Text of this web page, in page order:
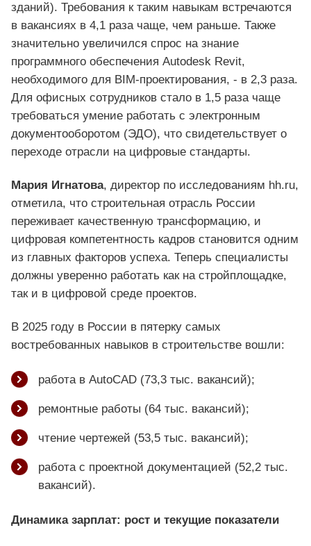
зданий). Требования к таким навыкам встречаются
в вакансиях в 4,1 раза чаще, чем раньше. Также
значительно увеличился спрос на знание
программного обеспечения Autodesk Revit,
необходимого для BIM-проектирования, - в 2,3 раза.
Для офисных сотрудников стало в 1,5 раза чаще
требоваться умение работать с электронным
документооборотом (ЭДО), что свидетельствует о
переходе отрасли на цифровые стандарты.
Мария Игнатова, директор по исследованиям hh.ru,
отметила, что строительная отрасль России
переживает качественную трансформацию, и
цифровая компетентность кадров становится одним
из главных факторов успеха. Теперь специалисты
должны уверенно работать как на стройплощадке,
так и в цифровой среде проектов.
В 2025 году в России в пятерку самых
востребованных навыков в строительстве вошли:
работа в AutoCAD (73,3 тыс. вакансий);
ремонтные работы (64 тыс. вакансий);
чтение чертежей (53,5 тыс. вакансий);
работа с проектной документацией (52,2 тыс.
вакансий).
Динамика зарплат: рост и текущие показатели